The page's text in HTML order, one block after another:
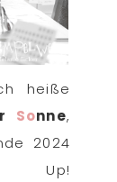
heiße
r Sonne,
2024
Up!